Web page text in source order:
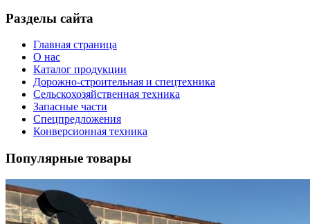
Разделы сайта
Главная страница
О нас
Каталог продукции
Дорожно-строительная и спецтехника
Сельскохозяйственная техника
Запасные части
Спецпредложения
Конверсионная техника
Популярные товары